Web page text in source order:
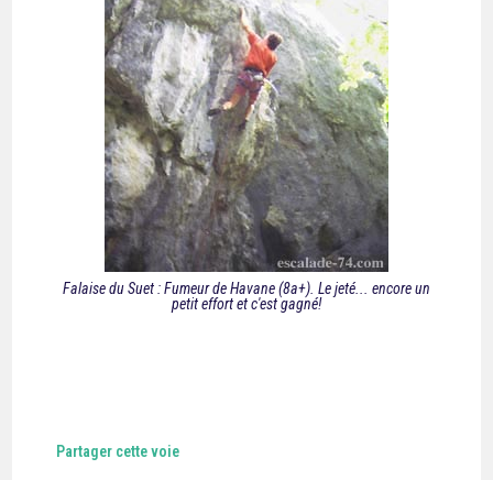
Falaise du Suet : Fumeur de Havane (8a+). Le jeté... encore un
petit effort et c'est gagné!
Partager cette voie